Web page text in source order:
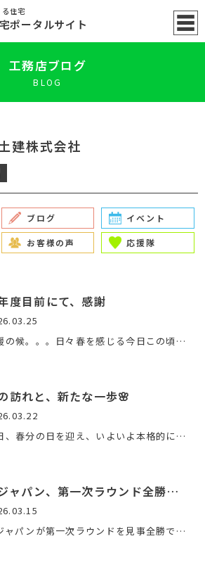
住宅
ポータルサイト
工務店ブログ
BLOG
建株式会社
ブログ イベント
お客様の声 応援隊
度目前にて、感謝
春暖の候。。。日々春を感じる今日この頃です年度の変わり目に…
訪れと、新たな一歩🌸
先日、春分の日を迎え、いよいよ本格的に春がやってきたように…
侍ジャパン、第一次ラウンド全勝突破！チェコ戦で感じた日本の…
侍ジャパンが第一次ラウンドを見事全勝で突破しました。どの試…